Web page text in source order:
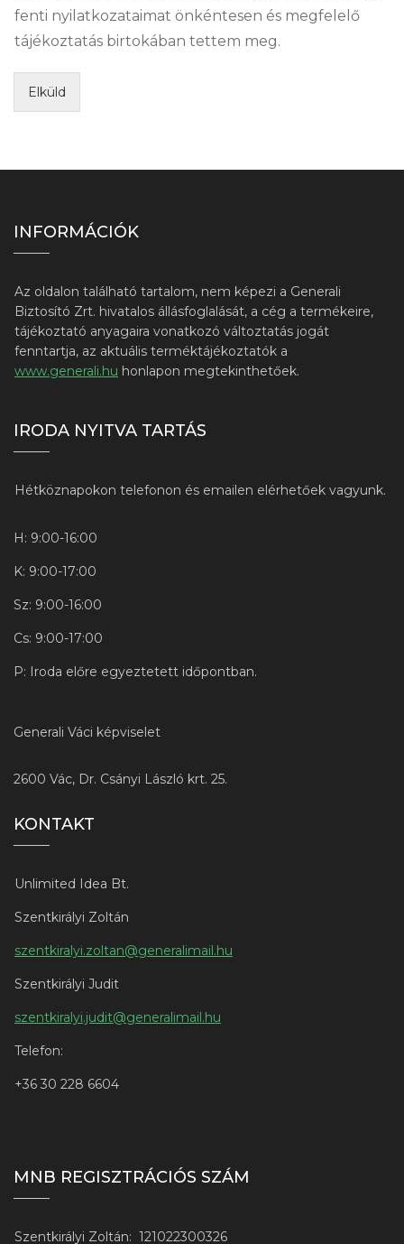
fenti nyilatkozataimat önkéntesen és megfelelő
tájékoztatás birtokában tettem meg.
Elküld
INFORMÁCIÓK
Az oldalon található tartalom, nem képezi a Generali
Biztosító Zrt. hivatalos állásfoglalását, a cég a termékeire,
tájékoztató anyagaira vonatkozó változtatás jogát
fenntartja, az aktuális terméktájékoztatók a
www.generali.hu honlapon megtekinthetőek.
IRODA NYITVA TARTÁS
Hétköznapokon telefonon és emailen elérhetőek vagyunk.
H: 9:00-16:00
K: 9:00-17:00
Sz: 9:00-16:00
Cs: 9:00-17:00
P: Iroda előre egyeztetett időpontban.
Generali Váci képviselet
2600 Vác, Dr. Csányi László krt. 25.
KONTAKT
Unlimited Idea Bt.
Szentkirályi Zoltán
szentkiralyi.zoltan@generalimail.hu
Szentkirályi Judit
szentkiralyi.judit@generalimail.hu
Telefon:
+36 30 228 6604
MNB REGISZTRÁCIÓS SZÁM
Szentkirályi Zoltán: 121022300326